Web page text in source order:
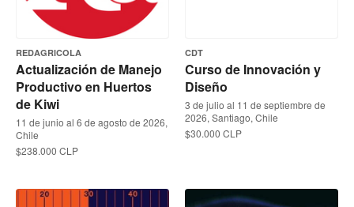
REDAGRICOLA
Actualización de Manejo
Productivo en Huertos
de Kiwi
11 de junio al 6 de agosto de 2026,
Chile
$238.000 CLP
CDT
Curso de Innovación y
Diseño
3 de julio al 11 de septiembre de
2026, Santiago, Chile
$30.000 CLP